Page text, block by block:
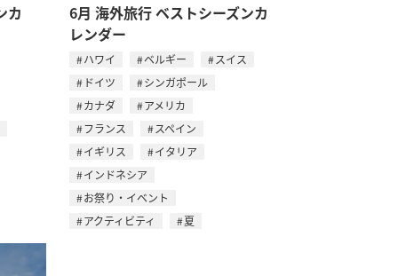
カ
6月 海外旅行 ベストシーズンカ
レンダー
ハワイ ベルギー
スイス
ドイツ
シンガポール
カナダ
アメリカ
フランス
スペイン
イギリス
イタリア
インドネシア
お祭り・イベント
アクティビティ
夏